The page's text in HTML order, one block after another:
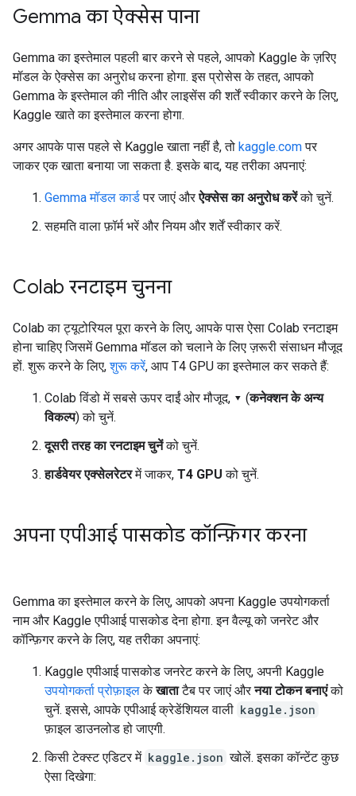
Gemma का ऐक्सेस पाना
Gemma का इस्तेमाल पहली बार करने से पहले, आपको Kaggle के ज़रिए
मॉडल के ऐक्सेस का अनुरोध करना होगा. इस प्रोसेस के तहत, आपको
Gemma के इस्तेमाल की नीति और लाइसेंस की शर्तें स्वीकार करने के लिए,
Kaggle खाते का इस्तेमाल करना होगा.
अगर आपके पास पहले से Kaggle खाता नहीं है, तो kaggle.comपर
जाकर एक खाता बनाया जा सकता है. इसके बाद, यह तरीका अपनाएं:
Gemma मॉडल कार्डपर जाएं औरऐक्सेस का अनुरोध करेंको चुनें.
सहमति वाला फ़ॉर्म भरें और नियम और शर्तें स्वीकार करें.
Colab रनटाइम चुनना
Colab का ट्यूटोरियल पूरा करने के लिए, आपके पास ऐसा Colab रनटाइम
होना चाहिए जिसमें Gemma मॉडल को चलाने के लिए ज़रूरी संसाधन मौजूद
हों. शुरू करने के लिए,शुरू करें, आप T4 GPU का इस्तेमाल कर सकते हैं:
Colab विंडो में सबसे ऊपर दाईं ओर मौजूद, ▾ (कनेक्शन के अन्य
विकल्प) को चुनें.
दूसरी तरह का रनटाइम चुनेंको चुनें.
हार्डवेयर एक्सेलरेटरमें जाकर, T4 GPU को चुनें.
अपना एपीआई पासकोड कॉन्फ़िगर करना
Gemma का इस्तेमाल करने के लिए, आपको अपना Kaggle उपयोगकर्ता
नाम और Kaggle एपीआई पासकोड देना होगा. इन वैल्यू को जनरेट और
कॉन्फ़िगर करने के लिए, यह तरीका अपनाएं:
Kaggle एपीआई पासकोड जनरेट करने के लिए, अपनी Kaggle
उपयोगकर्ता प्रोफ़ाइलकेखाताटैब पर जाएं औरनया टोकन बनाएंको
चुनें. इससे, आपके एपीआई क्रेडेंशियल वाली kaggle.json
फ़ाइल डाउनलोड हो जाएगी.
किसी टेक्स्ट एडिटर में kaggle.json खोलें. इसका कॉन्टेंट कुछ
ऐसा दिखेगा: